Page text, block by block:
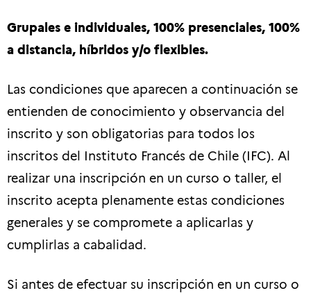
Grupales e individuales, 100% presenciales, 100%
a distancia, híbridos y/o flexibles.
Las condiciones que aparecen a continuación se
entienden de conocimiento y observancia del
inscrito y son obligatorias para todos los
inscritos del Instituto Francés de Chile (IFC). Al
realizar una inscripción en un curso o taller, el
inscrito acepta plenamente estas condiciones
generales y se compromete a aplicarlas y
cumplirlas a cabalidad.
Si antes de efectuar su inscripción en un curso o